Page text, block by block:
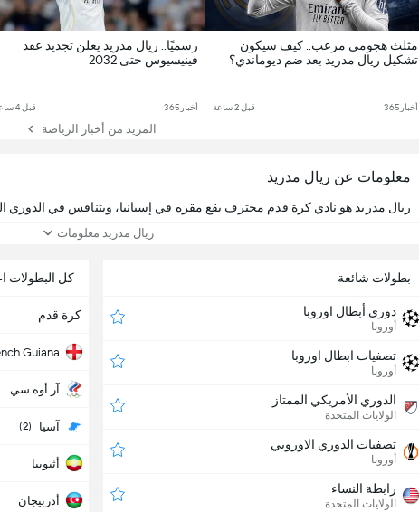
مثلث هجومي مرعب.. كيف سيكون
تشكيل ريال مدريد بعد ضم ديوماندي؟
أخبار365 قبل 2 ساعة
رسميًا.. ريال مدريد يعلن تجديد عقد
فينيسيوس حتى 2032
أخبار365 قبل 4 ساعة
المزيد من أخبار الرياضة
معلومات عن ريال مدريد
ريال مدريد هو ناديكرة قدم محترف يقع مقره في إسبانيا، ويتنافس في الدوري
ريال مدريد معلومات
بطولات شائعة
دوري أبطال اوروبا
أوروبا
تصفيات ابطال اوروبا
أوروبا
الدوري الأمريكي الممتاز
الولايات المتحدة
تصفيات الدوري الاوروبي
أوروبا
رابطة النساء
الولايات المتحدة
كل البطولات
كرة قدم
Guiana
آر أوه سي
آسيا (2)
أثيوبيا
أذربيجان